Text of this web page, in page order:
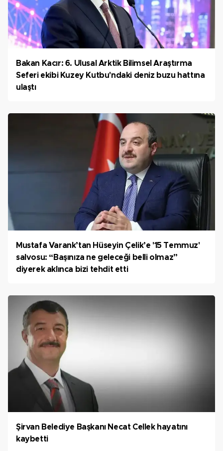
Bakan Kacır: 6. Ulusal Arktik Bilimsel Araştırma
Seferi ekibi Kuzey Kutbu'ndaki deniz buzu hattına
ulaştı
Mustafa Varank’tan Hüseyin Çelik’e '15 Temmuz'
salvosu: “Başınıza ne geleceği belli olmaz”
diyerek aklınca bizi tehdit etti
Şirvan Belediye Başkanı Necat Cellek hayatını
kaybetti